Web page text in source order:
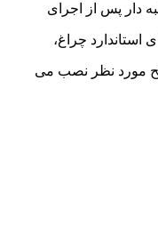
با طراحی لبه دار پس از اجرای
چراغ،
مورد نظر نصب می